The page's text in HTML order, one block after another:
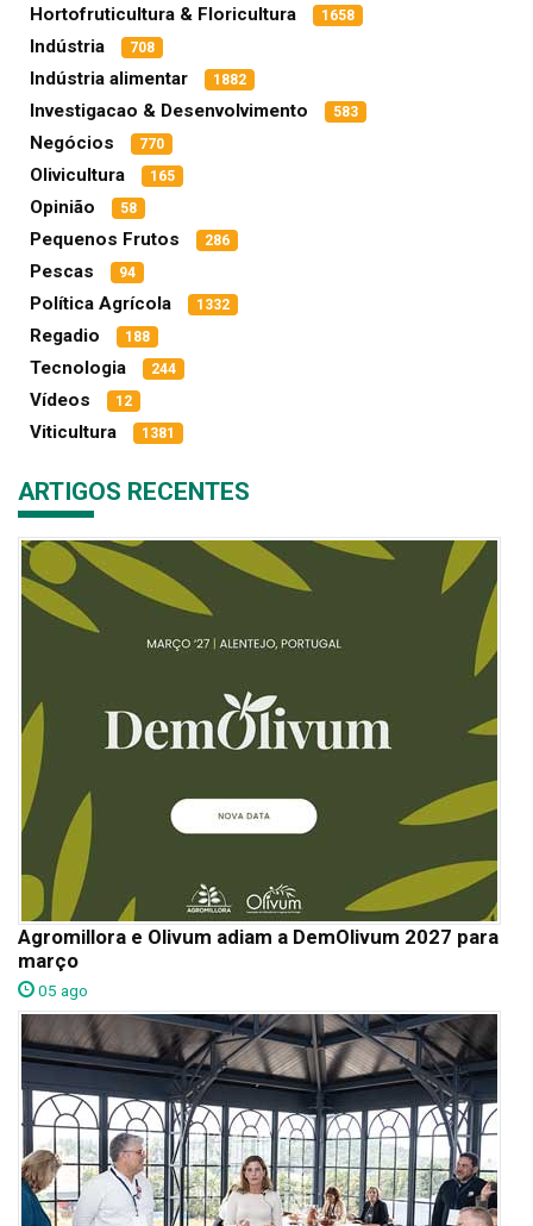
Hortofruticultura & Floricultura 1658
Indústria 708
Indústria alimentar 1882
Investigacao & Desenvolvimento 583
Negócios 770
Olivicultura 165
Opinião 58
Pequenos Frutos 286
Pescas 94
Política Agrícola 1332
Regadio 188
Tecnologia 244
Vídeos 12
Viticultura 1381
ARTIGOS RECENTES
Agromillora e Olivum adiam a DemOlivum 2027 para
março
05 ago